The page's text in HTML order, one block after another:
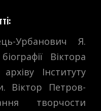
Урбанович Я.
Віктора
Інституту
Віктор Петров-
творчости